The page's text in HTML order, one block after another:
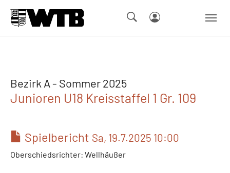
Bezirk A - Sommer 2025
Junioren U18 Kreisstaffel 1 Gr. 109
Spielbericht Sa, 19.7.2025 10:00
Oberschiedsrichter: Wellhäußer